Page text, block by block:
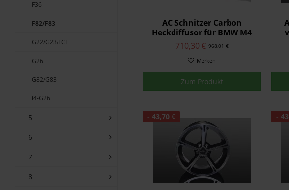
F36
F82/F83
G22/G23/LCI
G26
G82/G83
i4-G26
5
6
7
8
AC Schnitzer Carbon
Heckdiffusor für BMW M4
F82/F83968,01 €
710,30 €
Merken
Zum Produkt
- 43,70 € -